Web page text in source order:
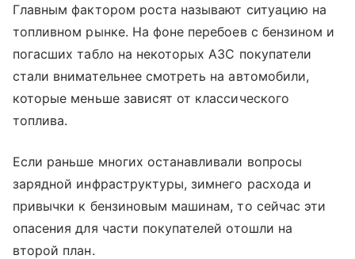
Главным фактором роста называют ситуацию на
топливном рынке. На фоне перебоев с бензином и
погасших табло на некоторых АЗС покупатели
стали внимательнее смотреть на автомобили,
которые меньше зависят от классического
топлива.
Если раньше многих останавливали вопросы
зарядной инфраструктуры, зимнего расхода и
привычки к бензиновым машинам, то сейчас эти
опасения для части покупателей отошли на
второй план.